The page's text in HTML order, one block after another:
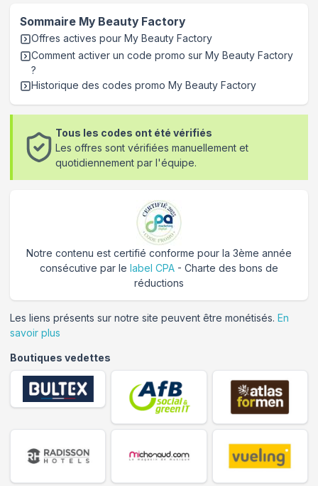
Sommaire My Beauty Factory
Offres actives pour My Beauty Factory
Comment activer un code promo sur My Beauty Factory
?
Historique des codes promo My Beauty Factory
Tous les codes ont été vérifiés
Les offres sont vérifiées manuellement et
quotidiennement par l'équipe.
Notre contenu est certifié conforme pour la 3ème année
consécutive par le label CPA - Charte des bons de
réductions
Les liens présents sur notre site peuvent être monétisés. En
savoir plus
Boutiques vedettes